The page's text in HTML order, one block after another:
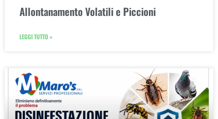
Allontanamento Volatili e Piccioni
LEGGI TUTTO »